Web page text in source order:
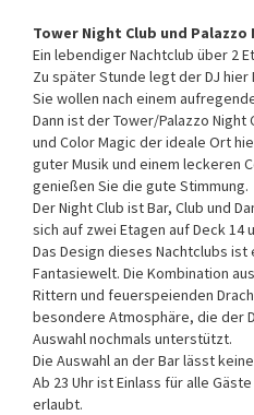
Tower Night Club und Palazzo
Ein lebendiger Nachtclub über 2
Zu später Stunde legt der DJ hier
Sie wollen nach einem
Dann ist der Tower/Palazzo Night
und Color Magic der ideale Ort
guter Musik und einem leckeren
genießen Sie die gute Stimmung.
Der Night Club ist Bar, Club und
sich auf zwei Etagen auf Deck 14
Das Design dieses Nachtclubs
Fantasiewelt. Die Kombination
Rittern und feuerspeienden
besondere Atmosphäre, die der
Auswahl nochmals unterstützt.
Die Auswahl an der Bar lässt
Ab 23 Uhr ist Einlass für alle
erlaubt.